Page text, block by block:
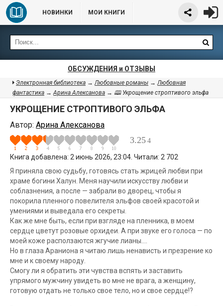
НОВИНКИ МОИ КНИГИ
ОБСУЖДЕНИЯ и ОТЗЫВЫ
Электронная библиотека →Любовные романы →Любовная
фантастика →Арина Алексанова → 🕮 Укрощение строптивого эльфа
УКРОЩЕНИЕ СТРОПТИВОГО ЭЛЬФА
Автор: Арина Алексанова
3.25 4
Книга добавлена: 2 июнь 2026, 23:04. Читали: 2 702
Я приняла свою судьбу, готовясь стать жрицей любви при
храме богини Халун. Меня научили искусству любви и
соблазнения, а после — забрали во дворец, чтобы я
покорила пленного повелителя эльфов своей красотой и
умениями и выведала его секреты.
Как же мне быть, если при взгляде на пленника, в моем
сердце цветут розовые орхидеи. А при звуке его голоса — по
моей коже расползаются жгучие лианы….
Но в глаза Араниона я читаю лишь ненависть и презрение ко
мне и к своему народу.
Смогу ли я обратить эти чувства вспять и заставить
упрямого мужчину увидеть во мне не врага, а женщину,
готовую отдать не только свое тело, но и свое сердце!?